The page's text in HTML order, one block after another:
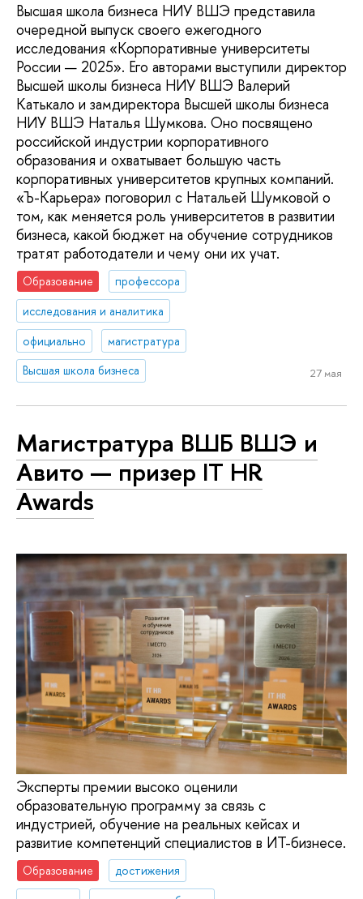
Высшая школа бизнеса НИУ ВШЭ представила
очередной выпуск своего ежегодного
исследования «Корпоративные университеты
России — 2025». Его авторами выступили директор
Высшей школы бизнеса НИУ ВШЭ Валерий
Катькало и замдиректора Высшей школы бизнеса
НИУ ВШЭ Наталья Шумкова. Оно посвящено
российской индустрии корпоративного
образования и охватывает большую часть
корпоративных университетов крупных компаний.
«Ъ-Карьера» поговорил с Натальей Шумковой о
том, как меняется роль университетов в развитии
бизнеса, какой бюджет на обучение сотрудников
тратят работодатели и чему они их учат.
Образование
профессора
исследования и аналитика
официально
магистратура
Высшая школа бизнеса
27 мая
Магистратура ВШБ ВШЭ и
Авито — призер IT HR
Awards
Эксперты премии высоко оценили
образовательную программу за связь с
индустрией, обучение на реальных кейсах и
развитие компетенций специалистов в ИТ-бизнесе.
Образование
достижения